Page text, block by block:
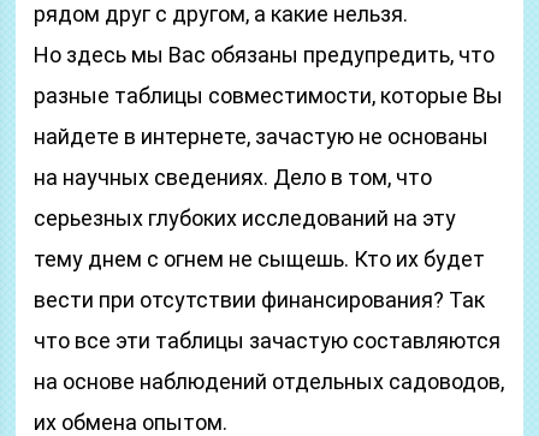
рядом друг с другом, а какие нельзя.
Но здесь мы Вас обязаны предупредить, что
разные таблицы совместимости, которые Вы
найдете в интернете, зачастую не основаны
на научных сведениях. Дело в том, что
серьезных глубоких исследований на эту
тему днем с огнем не сыщешь. Кто их будет
вести при отсутствии финансирования? Так
что все эти таблицы зачастую составляются
на основе наблюдений отдельных садоводов,
их обмена опытом.